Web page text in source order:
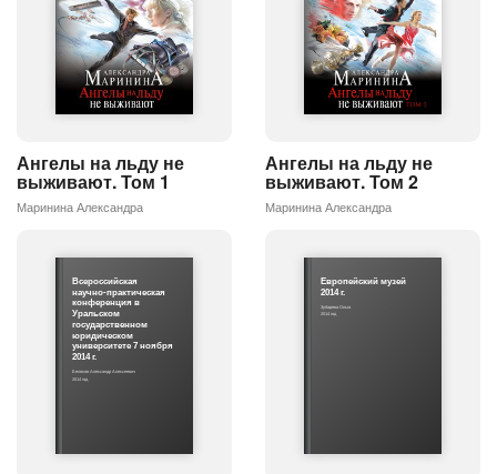
Ангелы на льду не
выживают. Том 1
Маринина Александра
Ангелы на льду не
выживают. Том 2
Маринина Александра
Всероссийская
научно-практическая
конференция в
Уральском
государственном
юридическом
университете 7 ноября
2014 г.
Беляков Александр Алексеевич
2014 год
Европейский музей
2014 г.
Зубарева Ольга
2014 год